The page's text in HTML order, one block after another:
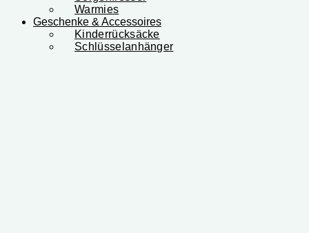
Warmies
Geschenke & Accessoires
Kinderrücksäcke
Schlüsselanhänger